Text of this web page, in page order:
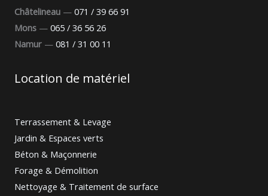
Châtelineau — 071 / 39 66 91
Mons — 065 / 36 56 26
Namur — 081 / 31 00 11
Location de matériel
Terrassement & Levage
Jardin & Espaces verts
Béton & Maçonnerie
Forage & Démolition
Nettoyage & Traitement de surface